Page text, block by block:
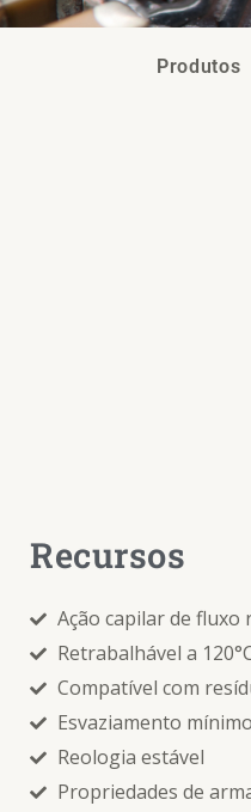
Produtos
Recursos
Ação capilar de fluxo
Retrabalhável a
Compatível com
Esvaziamento mínimo
Reologia estável
Propriedades de